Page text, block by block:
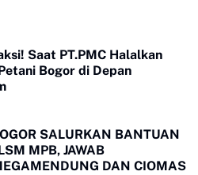
Saat PT.PMC Halalkan
Bogor di Depan
SALURKAN BANTUAN
MPB, JAWAB
DAN CIOMAS